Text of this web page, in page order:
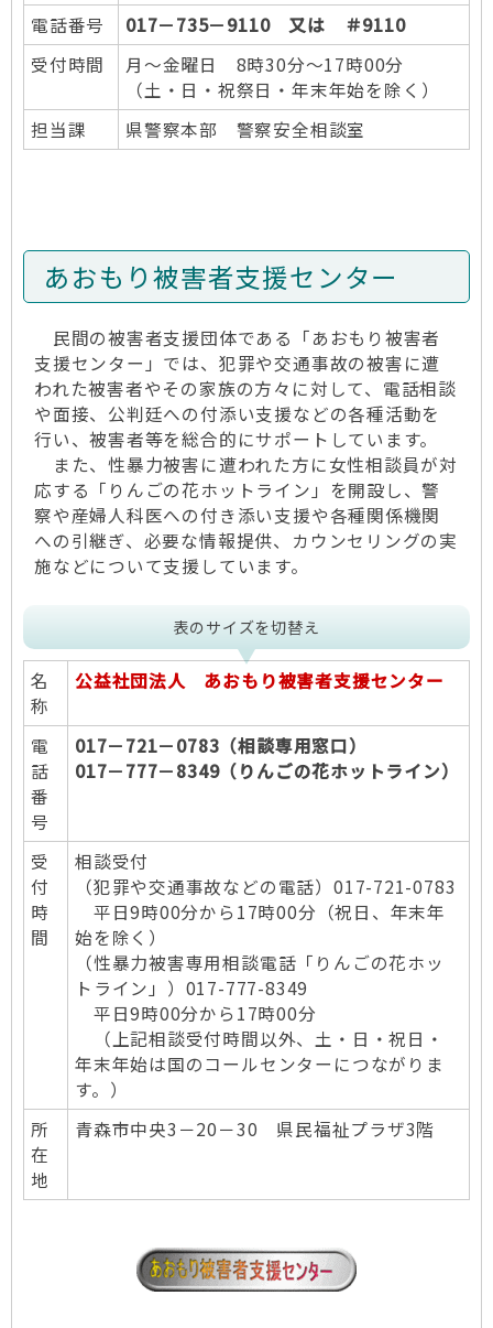
電話番号
017－735－9110 又は ＃9110
受付時間
月～金曜日 8時30分～17時00分
（土・日・祝祭日・年末年始を除く）
担当課
県警察本部 警察安全相談室
あおもり被害者支援センター
民間の被害者支援団体である「あおもり被害者
支援センター」では、犯罪や交通事故の被害に遭
われた被害者やその家族の方々に対して、電話相談
や面接、公判廷への付添い支援などの各種活動を
行い、被害者等を総合的にサポートしています。
また、性暴力被害に遭われた方に女性相談員が対
応する「りんごの花ホットライン」を開設し、警
察や産婦人科医への付き添い支援や各種関係機関
への引継ぎ、必要な情報提供、カウンセリングの実
施などについて支援しています。
表のサイズを切替え
名
称
公益社団法人 あおもり被害者支援センター
電
話
番
号
017－721－0783（相談専用窓口）
017－777－8349（りんごの花ホットライン）
受
付
時
間
相談受付
（犯罪や交通事故などの電話）017-721-0783
平日9時00分から17時00分（祝日、年末年
始を除く）
（性暴力被害専用相談電話「りんごの花ホッ
トライン」）017-777-8349
平日9時00分から17時00分
（上記相談受付時間以外、土・日・祝日・
年末年始は国のコールセンターにつながりま
す。）
所
在
地
青森市中央3－20－30 県民福祉プラザ3階